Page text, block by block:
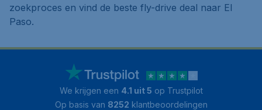
zoekproces en vind de beste fly-drive deal naar El
Paso.
We krijgen een 4.1 uit 5 op Trustpilot
Op basis van 8252 klantbeoordelingen